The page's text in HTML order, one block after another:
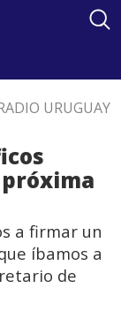
URUGUAY
a firmar un
íbamos a
de